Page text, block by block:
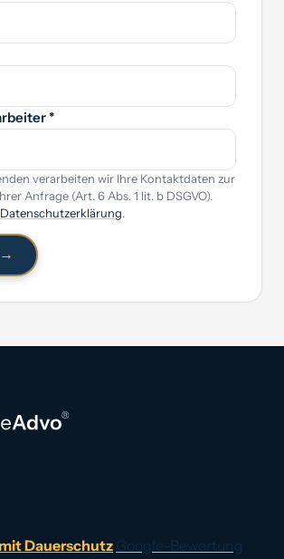
*
verarbeiten wir Ihre Kontaktdaten zur
Anfrage (Art. 6 Abs. 1 lit. b DSGVO).
Datenschutzerklärung.
DauerschutzGoogle-Bewertung